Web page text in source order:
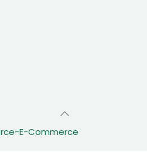
E-Commerce